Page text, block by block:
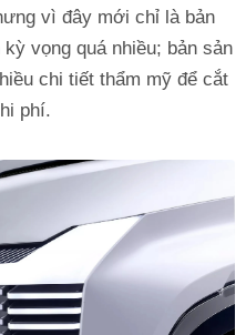
vì đây mới chỉ là bản
vọng quá nhiều; bản sản
chi tiết thẩm mỹ để cắt
phí.